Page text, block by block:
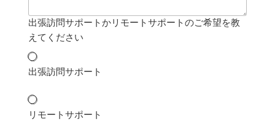
出張訪問サポートかリモートサポートのご希望を教
えてください
出張訪問サポート
リモートサポート